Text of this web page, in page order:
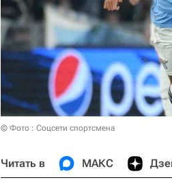
© Фото : Соцсети спортсмена
Читать в МАКС